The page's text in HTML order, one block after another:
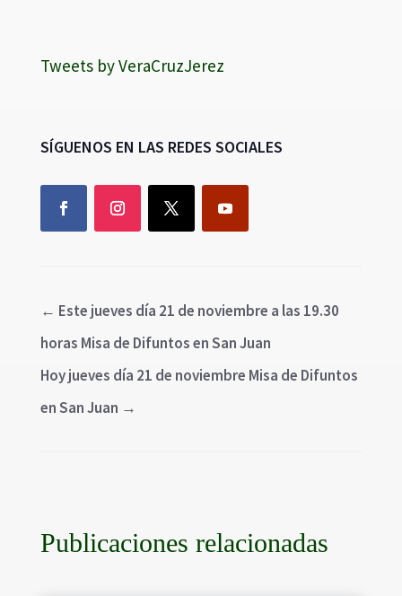
Tweets by VeraCruzJerez
SÍGUENOS EN LAS REDES SOCIALES
← Este jueves día 21 de noviembre a las 19.30
horas Misa de Difuntos en San Juan
Hoy jueves día 21 de noviembre Misa de Difuntos
en San Juan →
Publicaciones relacionadas